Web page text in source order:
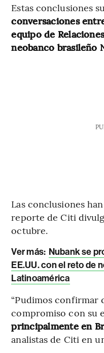
Estas conclusiones
conversaciones
equipo de
neobanco brasileño
Las conclusiones
reporte de Citi
octubre.
Ver más: Nubank se
EE.UU. con el reto de
Latinoamérica
“Pudimos confirmar
compromiso con su
principalmente en
analistas de Citi en